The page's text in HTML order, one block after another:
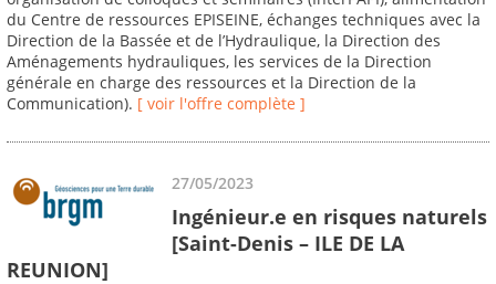
du Centre de ressources EPISEINE, échanges techniques avec la
Direction de la Bassée et de l’Hydraulique, la Direction des
Aménagements hydrauliques, les services de la Direction
générale en charge des ressources et la Direction de la
Communication). [ voir l'offre complète ]
27/05/2023
Ingénieur.e en risques naturels
[Saint-Denis – ILE DE LA
REUNION]